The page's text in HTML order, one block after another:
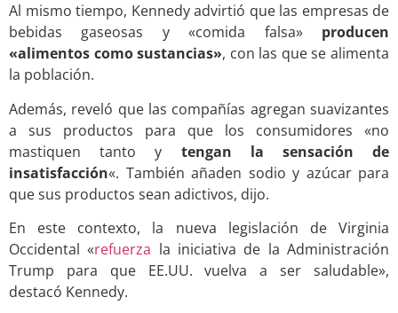
Al mismo tiempo, Kennedy advirtió que las empresas de
bebidas gaseosas y «comida falsa» producen
«alimentos como sustancias», con las que se alimenta
la población.
Además, reveló que las compañías agregan suavizantes
a sus productos para que los consumidores «no
mastiquen tanto y tengan la sensación de
insatisfacción«. También añaden sodio y azúcar para
que sus productos sean adictivos, dijo.
En este contexto, la nueva legislación de Virginia
Occidental «refuerza la iniciativa de la Administración
Trump para que EE.UU. vuelva a ser saludable»,
destacó Kennedy.